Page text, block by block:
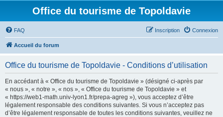
Office du tourisme de Topoldavie
FAQ Connexion
Inscription
Accueil du forum
Office du tourisme de Topoldavie - Conditions d’utilisation
En accédant à « Office du tourisme de Topoldavie » (désigné ci-après par
« nous », « notre », « nos », « Office du tourisme de Topoldavie » et
« https://web1-math.univ-lyon1.fr/prepa-agreg »), vous acceptez d’être
légalement responsable des conditions suivantes. Si vous n’acceptez pas
d’être légalement responsable de toutes les conditions suivantes, veuillez ne